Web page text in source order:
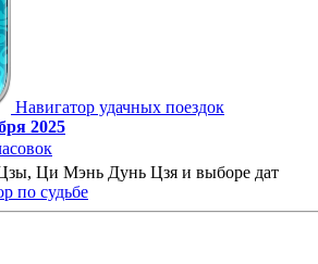
Навигатор удачных поездок
2025
Ци Мэнь Дунь Цзя и выборе дат